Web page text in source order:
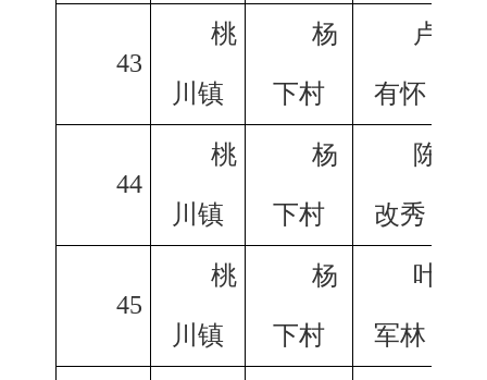
43
桃
川镇
杨
下村
卢
有怀
44
桃
川镇
杨
下村
陈
改秀
45
桃
川镇
杨
下村
叶
军林